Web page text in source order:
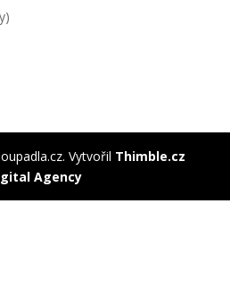
Vytvořil Thimble.cz
Agency